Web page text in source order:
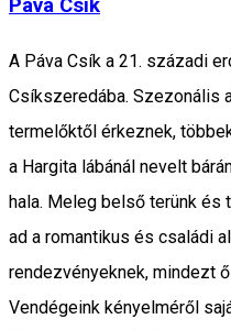
Páva Csík
A Páva Csík a 21. századi
Csíkszeredába. Szezonális
termelőktől érkeznek,
a Hargita lábánál nevelt
hala. Meleg belső terünk és
ad a romantikus és családi
rendezvényeknek, mindezt
Vendégeink kényelméről